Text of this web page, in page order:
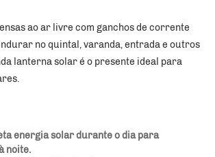
ao ar livre com ganchos de corrente
no quintal, varanda, entrada e outros
lanterna solar é o presente ideal para
energia solar durante o dia para
noite.